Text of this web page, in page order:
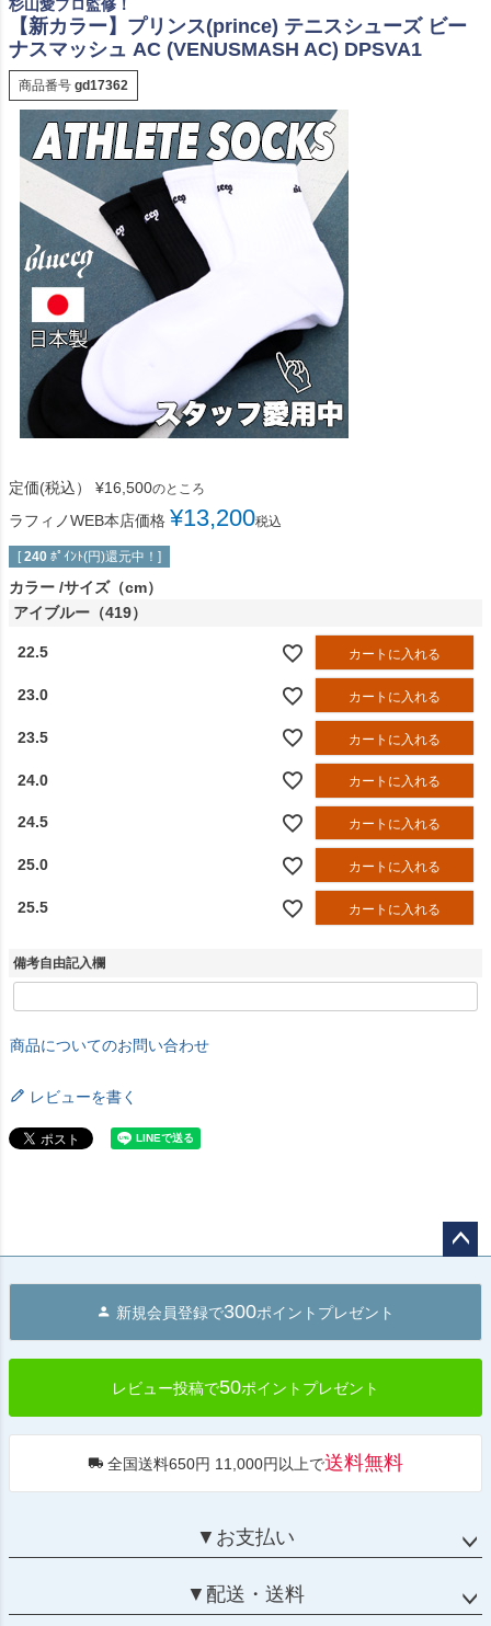
杉山愛プロ監修！
【新カラー】プリンス(prince) テニスシューズ ビー
ナスマッシュ AC (VENUSMASH AC) DPSVA1
商品番号 gd17362
定価(税込） ¥16,500のところ
ラフィノWEB本店価格 ¥13,200税込
[ 240 ﾎﾟｲﾝﾄ(円)還元中！]
カラー サイズ（cm）
アイブルー（419）
22.5 カートに入れる
23.0 カートに入れる
23.5 カートに入れる
24.0 カートに入れる
24.5 カートに入れる
25.0 カートに入れる
25.5 カートに入れる
備考自由記入欄
商品についてのお問い合わせ
レビューを書く
へ
新規会員登録で300ポイントプレゼント
レビュー投稿で50ポイントプレゼント
全国送料650円 11,000円以上で送料無料
▼お支払い
▼配送・送料